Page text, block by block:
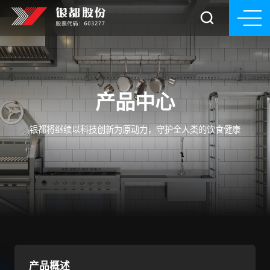
产品中心
银都将继续以科技创新为原动力，守护全人类的饮食健康
产品概述